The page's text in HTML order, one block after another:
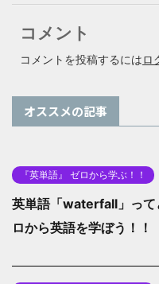
コメント
コメントを投稿するにはロ
オススメの記事
『英単語』 ゼロから学ぶ！！
英単語「waterfall」って
ロから英語を学ぼう！！